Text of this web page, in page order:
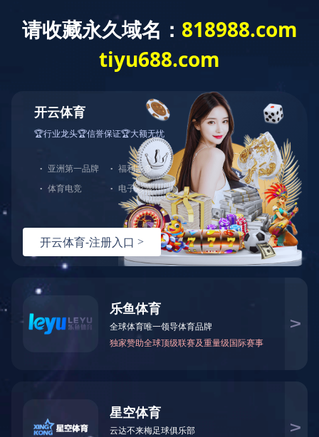
华体会体育
页
介
业
务
范
资
质
信
誉
企
业
荣
誉
公
司
业
绩
招
标
信
息
政
策
法
规
公司业绩